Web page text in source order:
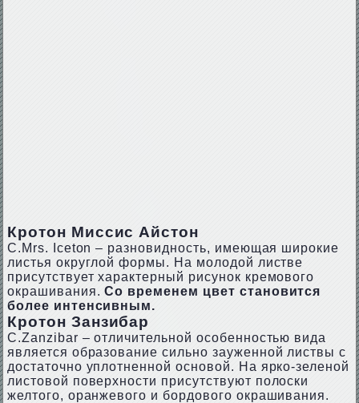
Кротон Миссис Айстон
С.Мrs. Iсеtоn – разновидность, имеющая широкие
листья округлой формы. На молодой листве
присутствует характерный рисунок кремового
окрашивания.Со временем цвет становится
более интенсивным.
Кротон Занзибар
С.Zаnzibаr – отличительной особенностью вида
является образование сильно зауженной листвы с
достаточно уплотненной основой. На ярко-зеленой
листовой поверхности присутствуют полоски
желтого, оранжевого и бордового окрашивания.